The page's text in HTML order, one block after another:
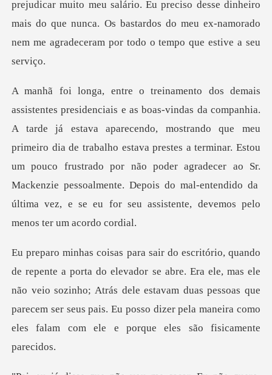
prejudicar muito meu salário. Eu preciso
endo, mostrando que meu
primeiro dia de trabalho estava prestes a terminar. Estou
um pouco frustrado por não poder agradecer ao Sr.
e. Era ele, mas ele
não veio sozinho; Atrás dele estavam duas pessoas que
parecem ser seus pai